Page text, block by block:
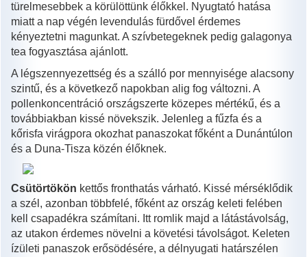
türelmesebbek a körülöttünk élőkkel. Nyugtató hatása
miatt a nap végén levendulás fürdővel érdemes
kényeztetni magunkat. A szívbetegeknek pedig galagonya
tea fogyasztása ajánlott.
A légszennyezettség és a szálló por mennyisége alacsony
szintű, és a következő napokban alig fog változni. A
pollenkoncentráció országszerte közepes mértékű, és a
továbbiakban kissé növekszik. Jelenleg a fűzfa és a
kőrisfa virágpora okozhat panaszokat főként a Dunántúlon
és a Duna-Tisza közén élőknek.
Csütörtökön kettős fronthatás várható. Kissé mérséklődik
a szél, azonban többfelé, főként az ország keleti felében
kell csapadékra számítani. Itt romlik majd a látástávolság,
az utakon érdemes növelni a követési távolságot. Keleten
ízületi panaszok erősödésére, a délnyugati határszélen